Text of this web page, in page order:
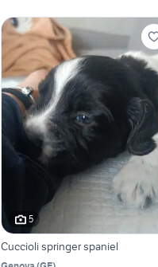
5
Cuccioli springer spaniel